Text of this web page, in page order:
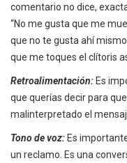
comentario no dice,
“No me gusta que me
que no te gusta ahí
que me toques el clítoris
Retroalimentación: Es
que querías decir para
malinterpretado el
Tono de voz: Es
un reclamo. Es una